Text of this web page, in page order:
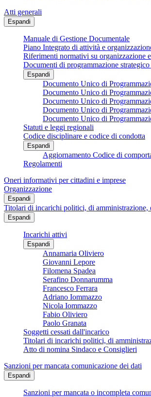
Atti generali
Espandi
Manuale di Gestione Documentale
Piano Integrato di attività e
Riferimenti normativi su organizzazione
Documenti di programmazione strategico
Espandi
Documento Unico di
Documento Unico di
Documento Unico di
Documento Unico di
Documento Unico di
Statuti e leggi regionali
Codice disciplinare e codice di condotta
Espandi
Aggiornamento Codice di
Regolamenti
Oneri informativi per cittadini e imprese
Organizzazione
Espandi
Titolari di incarichi politici, di amministrazione,
Espandi
Incarichi attivi
Espandi
Annamaria Oliviero
Giovanni Lepore
Filomena Spadea
Serafino Donnarumma
Francesco Ferrara
Adriano Iommazzo
Nicola Iommazzo
Fabio Oliviero
Paolo Granata
Soggetti cessati dall'incarico
Titolari di incarichi politici, di
Atto di nomina Sindaco e Consiglieri
Sanzioni per mancata comunicazione dei dati
Espandi
Sanzioni per mancata o incompleta